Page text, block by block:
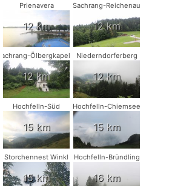
Prienavera
12 km
Sachrang-Reichenau
12 km
Sachrang-Ölbergkapelle
12 km
Niederndorferberg
12 km
Hochfelln-Süd
15 km
Hochfelln-Chiemsee
15 km
Storchennest Winkl
15 km
Hochfelln-Bründling
16 km